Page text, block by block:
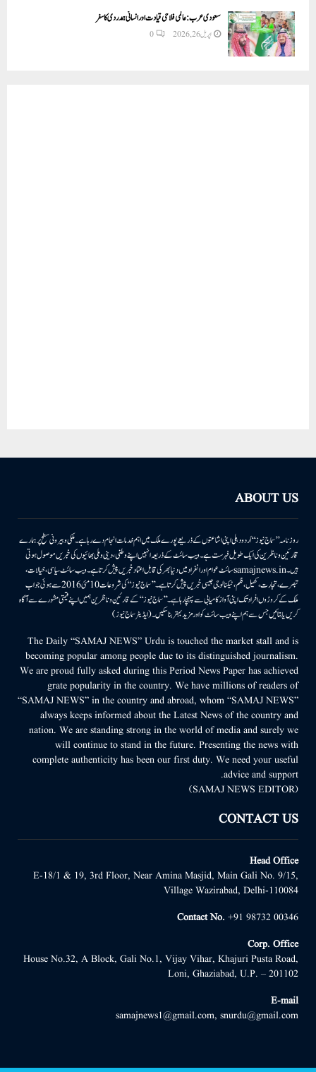
سعودی عرب: عالمی فلاحی قیادت اور انسانی ہمدردی کا سفر
اپریل 26, 2026 0
ABOUT US
روزنامہ ’’سماج نیوز‘‘ اُردو دہلی اپنی اشاعتوں کے ذریعے پورے ملک میں اہم خدمات انجام دے رہا ہے۔ ملکی وبیرونی سطح پر ہمارے
قارئین وناظرین کی ایک طویل فہرست ہے۔ ویب سائٹ کے ذریعہ انہیں اپنے وطنی، دینی وملی بھائیوں کی خبریں موصول ہوتی
ہیں۔samajnews.inسائٹ عوام اور انفراد میں دنیا بھر کی قابل اعتماد خبریں پیش کرتا ہے۔ ویب سائٹ سیاسی، خیالات،
تبصرے، تجارت، کھیل، فلم، ٹیکنالوجی جیسی خبریں پیش کرتا ہے۔ ’’سماج نیوز‘‘ کی شروعات 10مئی 2016 سے ہوئی جو اب
ملک کے کروڑوں افراد تک اپنی آواز کامیابی سے پہنچا رہا ہے۔ ’’سماج نیوز‘‘ کے قارئین وناظرین ہمیں اپنے قیمتی مشورے سے آگاہ
کریں یا بتائیں جس سے ہم اپنے ویب سائٹ کو اور مزید بہتر بناسکیں۔ (ایڈیٹر سماج نیوز)
The Daily “SAMAJ NEWS” Urdu is touched the market stall and is
becoming popular among people due to its distinguished journalism.
We are proud fully asked during this Period News Paper has achieved
grate popularity in the country. We have millions of readers of
“SAMAJ NEWS” in the country and abroad, whom “SAMAJ NEWS”
always keeps informed about the Latest News of the country and
nation. We are standing strong in the world of media and surely we
will continue to stand in the future. Presenting the news with
complete authenticity has been our first duty. We need your useful
advice and support.
(SAMAJ NEWS EDITOR)
CONTACT US
Head Office
E-18/1 & 19, 3rd Floor, Near Amina Masjid, Main Gali No. 9/15,
Village Wazirabad, Delhi-110084
Contact No. +91 98732 00346
Corp. Office
House No.32, A Block, Gali No.1, Vijay Vihar, Khajuri Pusta Road,
Loni, Ghaziabad, U.P. – 201102
E-mail
samajnews1@gmail.com, snurdu@gmail.com